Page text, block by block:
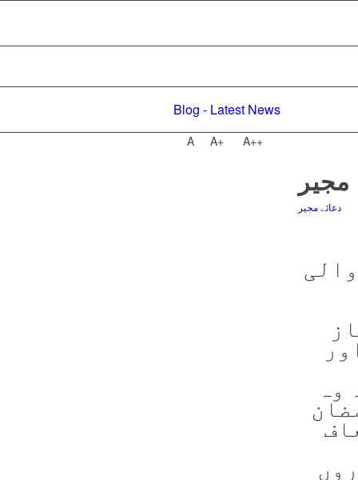
Blog - Latest News
A A+ A++
مجیر
دعائے مجیر
وہ